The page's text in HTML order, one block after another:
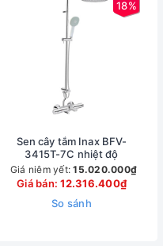
18%
Sen cây tắm Inax BFV-
3415T-7C nhiệt độ
Giá niêm yết:15.020.000₫
Giá bán:12.316.400₫
So sánh